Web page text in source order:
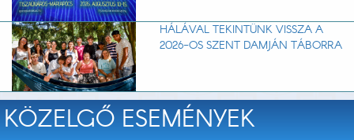
HÁLÁVAL TEKINTÜNK VISSZA A
2026-OS SZENT DAMJÁN TÁBORRA
KÖZELGŐ ESEMÉNYEK